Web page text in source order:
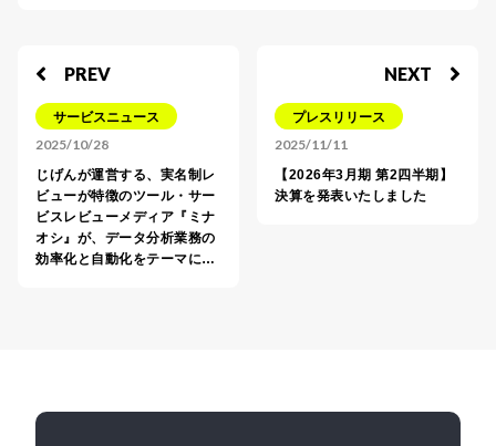
PREV
サービスニュース
2025/10/28
じげんが運営する、実名制レ
ビューが特徴のツール・サー
ビスレビューメディア『ミナ
オシ』が、データ分析業務の
効率化と自動化をテーマに…
NEXT
プレスリリース
2025/11/11
【2026年3月期 第2四半期】
決算を発表いたしました